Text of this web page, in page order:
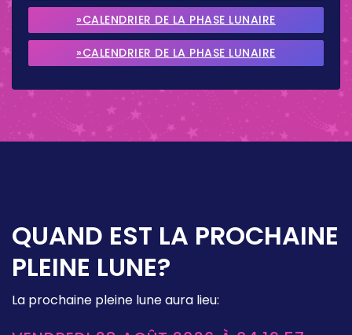
2026
»CALENDRIER DE LA PHASE LUNAIRE
SEPTEMBRE 2026
»CALENDRIER DE LA PHASE LUNAIRE
QUAND EST LA PROCHAINE
PLEINE LUNE?
La prochaine pleine lune aura lieu: